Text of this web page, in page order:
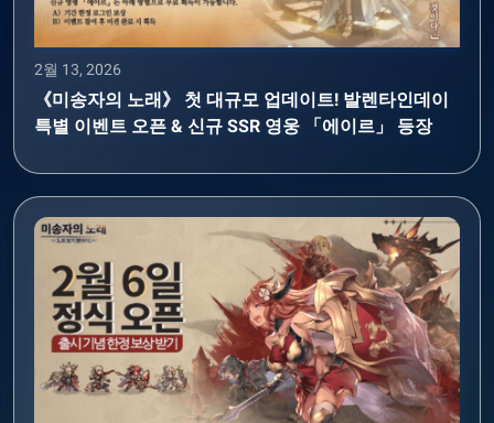
2월 13, 2026
《미송자의 노래》 첫 대규모 업데이트! 발렌타인데이
특별 이벤트 오픈 & 신규 SSR 영웅 「에이르」 등장